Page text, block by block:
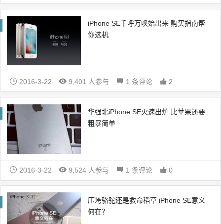
iPhone SE千呼万唤始出来 购买指南帮
你选机
2016-3-22 9,401 人参与 1 条评论 2
华强北iPhone SE火速出炉 比苹果还要
粗暴简单
2016-3-22 9,524 人参与 1 条评论 0
压垮骆驼还是救命稻草 iPhone SE意义
何在？